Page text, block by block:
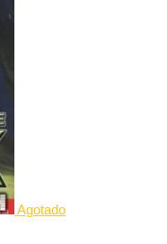
Agotado